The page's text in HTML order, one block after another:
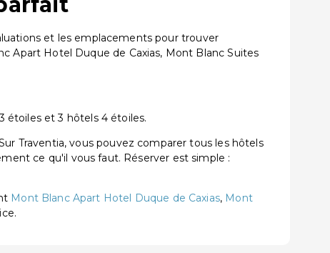
et les emplacements pour trouver
Apart Hotel Duque de Caxias, Mont Blanc Suites
étoiles et 3 hôtels 4 étoiles.
Traventia, vous pouvez comparer tous les hôtels
ce qu'il vous faut. Réserver est simple :
Mont Blanc Apart Hotel Duque de Caxias, Mont